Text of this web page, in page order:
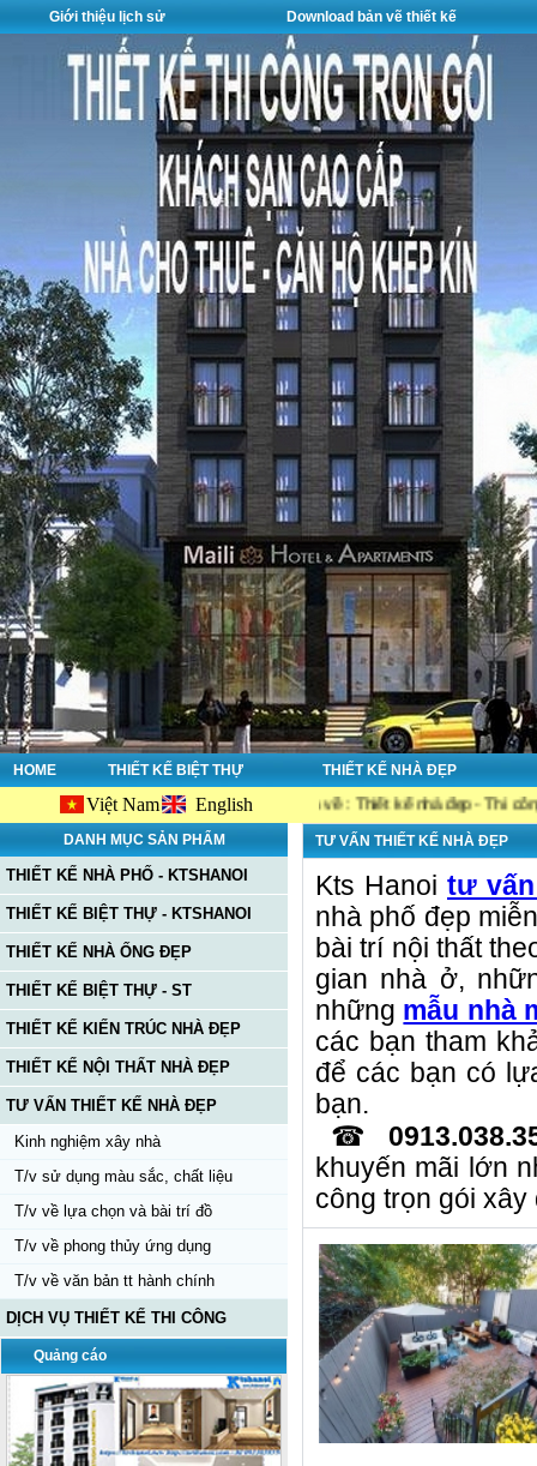
Giới thiệu lịch sử Download bản vẽ thiết kế
HOME THIẾT KẾ BIỆT THỰ THIẾT KẾ NHÀ ĐẸP
Việt Nam English
Ktshanoi.net, công ty chuyên về : Thiết kế nhà đẹp - Thi công nhà
DANH MỤC SẢN PHẨM
THIẾT KẾ NHÀ PHỐ - KTSHANOI
THIẾT KẾ BIỆT THỰ - KTSHANOI
THIẾT KẾ NHÀ ỐNG ĐẸP
THIẾT KẾ BIỆT THỰ - ST
THIẾT KẾ KIẾN TRÚC NHÀ ĐẸP
THIẾT KẾ NỘI THẤT NHÀ ĐẸP
TƯ VẤN THIẾT KẾ NHÀ ĐẸP
Kinh nghiệm xây nhà
T/v sử dụng màu sắc, chất liệu
T/v về lựa chọn và bài trí đồ
T/v về phong thủy ứng dụng
T/v về văn bản tt hành chính
DỊCH VỤ THIẾT KẾ THI CÔNG
Quảng cáo
TƯ VẤN THIẾT KẾ NHÀ ĐẸP
Kts Hanoi tư
nhà phố đẹp
bài trí nội thất
gian nhà ở,
những mẫu nhà
các bạn tham
để các bạn có
bạn.
☎
khuyến mãi lớn
công trọn gói